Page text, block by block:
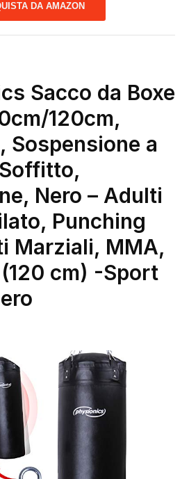
DA AMAZON
Sacco da Boxe
120cm,
Sospensione a
Nero – Adulti
Punching
Marziali, MMA,
cm) -Sport